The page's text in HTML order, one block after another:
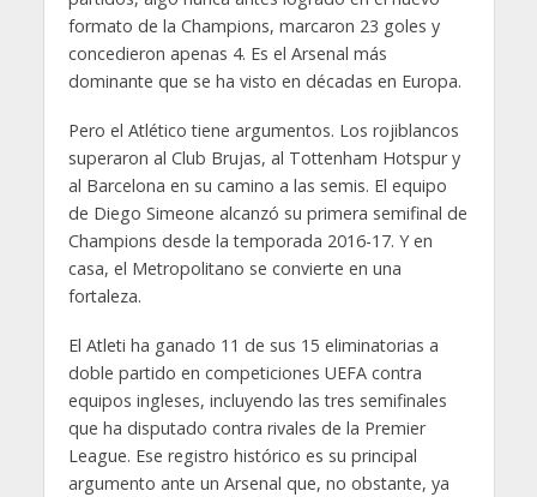
formato de la Champions, marcaron 23 goles y
concedieron apenas 4. Es el Arsenal más
dominante que se ha visto en décadas en Europa.
Pero el Atlético tiene argumentos. Los rojiblancos
superaron al Club Brujas, al Tottenham Hotspur y
al Barcelona en su camino a las semis. El equipo
de Diego Simeone alcanzó su primera semifinal de
Champions desde la temporada 2016-17. Y en
casa, el Metropolitano se convierte en una
fortaleza.
El Atleti ha ganado 11 de sus 15 eliminatorias a
doble partido en competiciones UEFA contra
equipos ingleses, incluyendo las tres semifinales
que ha disputado contra rivales de la Premier
League. Ese registro histórico es su principal
argumento ante un Arsenal que, no obstante, ya